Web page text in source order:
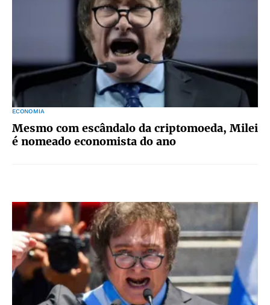
ECONOMIA
Mesmo com escândalo da criptomoeda, Milei
é nomeado economista do ano